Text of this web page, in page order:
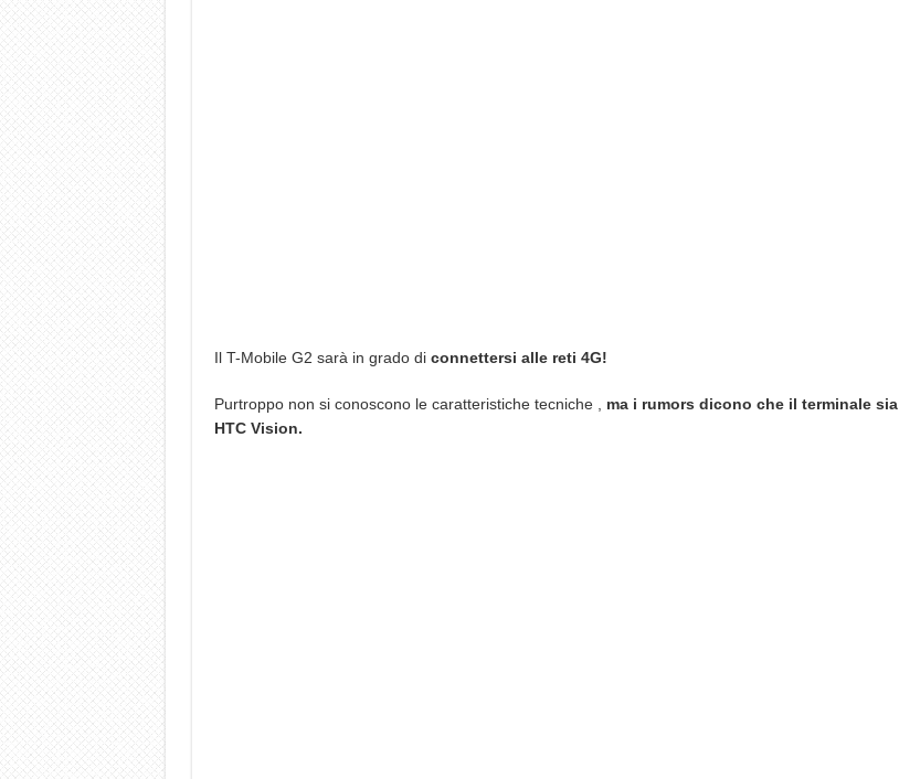
Il T-Mobile G2 sarà in grado di connettersi alle reti 4G!
Purtroppo non si conoscono le caratteristiche tecniche , ma i rumors dicono che il terminale sia
HTC Vision.